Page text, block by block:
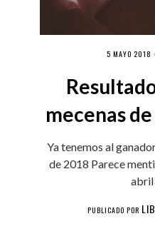
5 MAYO 2018
mecenas
Ya tenemos al
de 2018 Parece
abril
PUBLICADO POR